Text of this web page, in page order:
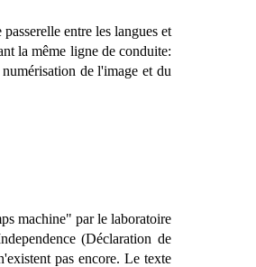
entre les langues et
la même ligne de conduite:
de l'image et du
machine" par le laboratoire
(Déclaration de
pas encore. Le texte